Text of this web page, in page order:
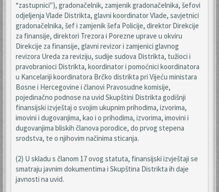
“zastupnici"), gradonačelnik, zamjenik gradonačelnika, šefovi
odjeljenja Vlade Distrikta, glavni koordinator Vlade, savjetnici
gradonačelnika, šef i zamjenik šefa Policije, direktor Direkcije
za finansije, direktori Trezora i Porezne uprave u okviru
Direkcije za finansije, glavni revizor i zamjenici glavnog
revizora Ureda za reviziju, sudije sudova Distrikta, tužioci i
pravobranioci Distrikta, koordinator i pomoćnici koordinatora
u Kancelariji koordinatora Brčko distrikta pri Vijeću ministara
Bosne i Hercegovine i članovi Pravosudne komisije,
pojedinačno podnose na uvid Skupštini Distrikta godišnji
finansijski izvještaj o svojim ukupnim prihodima, izvorima,
imovini i dugovanjima, kao i o prihodima, izvorima, imovini i
dugovanjima bliskih članova porodice, do prvog stepena
srodstva, te o njihovim načinima sticanja.
(2) U skladu s članom 17 ovog statuta, finansijski izvještaji se
smatraju javnim dokumentima i Skupština Distrikta ih daje
javnosti na uvid.